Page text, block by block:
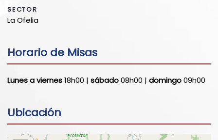
SECTOR
La Ofelia
Horario de Misas
Lunes a viernes18h00 | sábado08h00 | domingo09h00
Ubicación